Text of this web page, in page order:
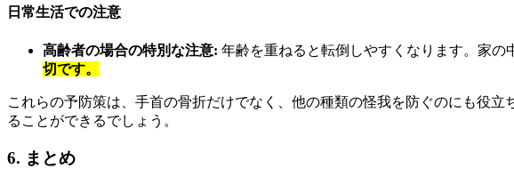
日常生活での注意
高齢者の場合の特別な注意: 年齢を重ねると転倒しやすくなります。家の
切です。
これらの予防策は、手首の骨折だけでなく、他の種類の怪我を防ぐのにも役
ることができるでしょう。
6. まとめ